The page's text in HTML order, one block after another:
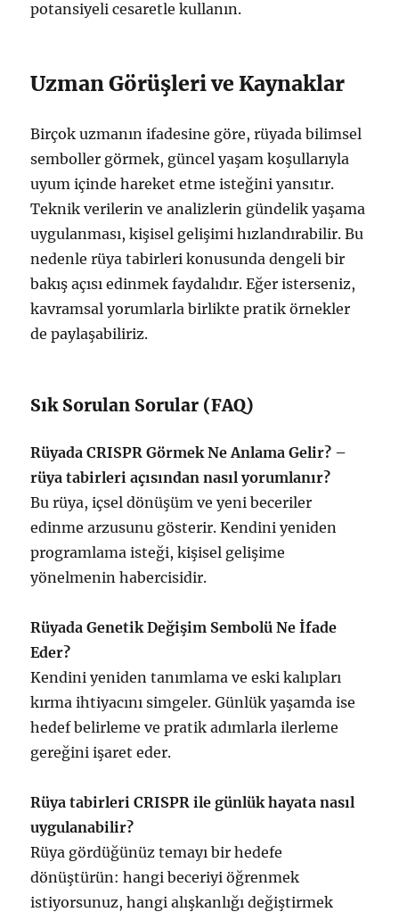
potansiyeli cesaretle kullanın.
Uzman Görüşleri ve Kaynaklar
Birçok uzmanın ifadesine göre, rüyada bilimsel
semboller görmek, güncel yaşam koşullarıyla
uyum içinde hareket etme isteğini yansıtır.
Teknik verilerin ve analizlerin gündelik yaşama
uygulanması, kişisel gelişimi hızlandırabilir. Bu
nedenle rüya tabirleri konusunda dengeli bir
bakış açısı edinmek faydalıdır. Eğer isterseniz,
kavramsal yorumlarla birlikte pratik örnekler
de paylaşabiliriz.
Sık Sorulan Sorular (FAQ)
Rüyada CRISPR Görmek Ne Anlama Gelir? –
rüya tabirleri açısından nasıl yorumlanır?
Bu rüya, içsel dönüşüm ve yeni beceriler
edinme arzusunu gösterir. Kendini yeniden
programlama isteği, kişisel gelişime
yönelmenin habercisidir.
Rüyada Genetik Değişim Sembolü Ne İfade
Eder?
Kendini yeniden tanımlama ve eski kalıpları
kırma ihtiyacını simgeler. Günlük yaşamda ise
hedef belirleme ve pratik adımlarla ilerleme
gereğini işaret eder.
Rüya tabirleri CRISPR ile günlük hayata nasıl
uygulanabilir?
Rüya gördüğünüz temayı bir hedefe
dönüştürün: hangi beceriyi öğrenmek
istiyorsunuz, hangi alışkanlığı değiştirmek